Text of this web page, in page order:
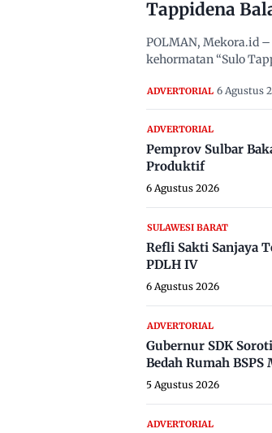
Tappidena
POLMAN, Mekora.id
kehormatan “Sulo
ADVERTORIAL 6 Agustus
ADVERTORIAL
Pemprov Sulbar
Produktif
6 Agustus 2026
SULAWESI BARAT
Refli Sakti Sanjaya
PDLH IV
6 Agustus 2026
ADVERTORIAL
Gubernur SDK
Bedah Rumah BSPS
5 Agustus 2026
ADVERTORIAL